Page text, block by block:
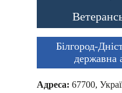
Білгород-
державна
Адреса: 67700,